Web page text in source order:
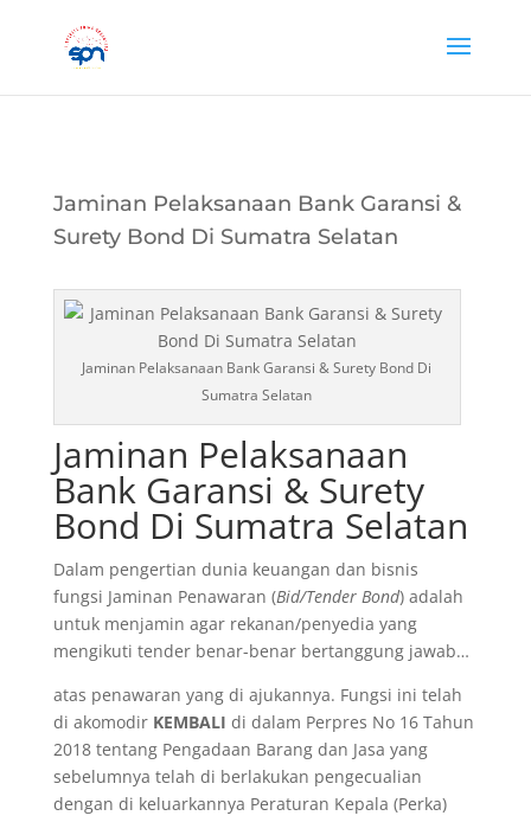
Jaminan Pelaksanaan Bank Garansi &
Surety Bond Di Sumatra Selatan
Jaminan Pelaksanaan Bank Garansi & Surety Bond Di
Sumatra Selatan
Jaminan Pelaksanaan
Bank Garansi & Surety
Bond Di Sumatra Selatan
Dalam pengertian dunia keuangan dan bisnis
fungsi Jaminan Penawaran (Bid/Tender Bond) adalah
untuk menjamin agar rekanan/penyedia yang
mengikuti tender benar-benar bertanggung jawab…
atas penawaran yang di ajukannya. Fungsi ini telah
di akomodir KEMBALI di dalam Perpres No 16 Tahun
2018 tentang Pengadaan Barang dan Jasa yang
sebelumnya telah di berlakukan pengecualian
dengan di keluarkannya Peraturan Kepala (Perka)